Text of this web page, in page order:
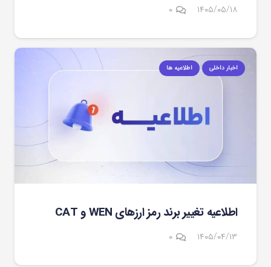
۱۴۰۵/۰۵/۱۸ ۰
اخبار داخلی اطلاعیه ها
اطلاعیه تغییر برند رمز ارزهای WEN و CAT
۱۴۰۵/۰۴/۱۳ ۰